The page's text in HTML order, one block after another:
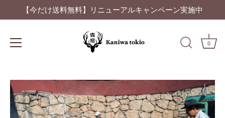
【今だけ送料無料】リニューアルキャンペーン実施中
0